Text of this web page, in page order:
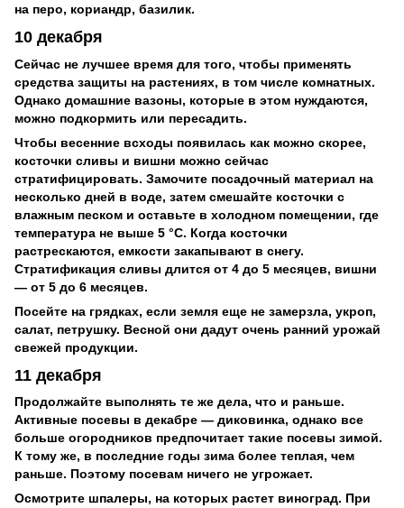
на перо, кориандр, базилик.
10 декабря
Сейчас не лучшее время для того, чтобы применять
средства защиты на растениях, в том числе комнатных.
Однако домашние вазоны, которые в этом нуждаются,
можно подкормить или пересадить.
Чтобы весенние всходы появилась как можно скорее,
косточки сливы и вишни можно сейчас
стратифицировать. Замочите посадочный материал на
несколько дней в воде, затем смешайте косточки с
влажным песком и оставьте в холодном помещении, где
температура не выше 5 °С. Когда косточки
растрескаются, емкости закапывают в снегу.
Стратификация сливы длится от 4 до 5 месяцев, вишни
— от 5 до 6 месяцев.
Посейте на грядках, если земля еще не замерзла, укроп,
салат, петрушку. Весной они дадут очень ранний урожай
свежей продукции.
11 декабря
Продолжайте выполнять те же дела, что и раньше.
Активные посевы в декабре — диковинка, однако все
больше огородников предпочитает такие посевы зимой.
К тому же, в последние годы зима более теплая, чем
раньше. Поэтому посевам ничего не угрожает.
Осмотрите шпалеры, на которых растет виноград. При